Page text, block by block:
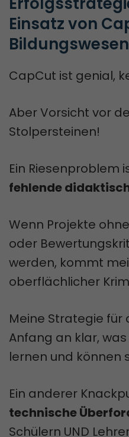
Einsatz von
Bildungswesen
CapCut ist genial,
Aber Vorsicht vor
Stolpersteinen!
Ein Riesenproblem
fehlende
Wenn Projekte
oder
werden, kommt
oberflächlicher
Meine Strategie für
Anfang an klar,
lernen und können
Ein anderer
technische
Schülern UND